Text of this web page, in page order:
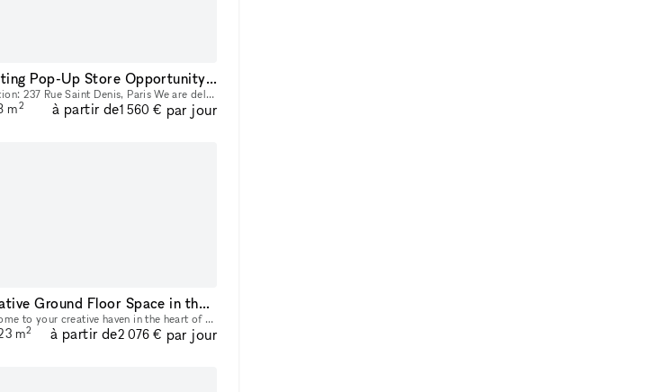
Exciting Pop-Up Store Opportunity in the Heart of Paris!
Location: 237 Rue Saint Denis, Paris We are delighted to offer a unique opportunity for brands looking for a temporary retail space in one of Paris's most vibrant districts. Our pop-up store, locate
m2 à partir de1 560 € par jour
Creative Ground Floor Space in the heart of Hudson Square
Welcome to your creative haven in the heart of Hudson Square, New York City! This chic and contemporary art gallery space is now available for short-term rental, perfect for art exhibitions, pop-up e
m2 à partir de2 076 € par jour